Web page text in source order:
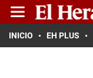
INICIO EH PLUS